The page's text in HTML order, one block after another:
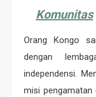
Komunitas
Orang Kongo
dengan
independensi.
misi pengamatan